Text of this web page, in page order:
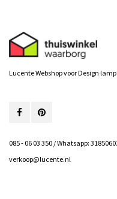
Lucente Webshop voor Design
085 - 06 03 350 / Whatsapp:
verkoop@lucente.nl